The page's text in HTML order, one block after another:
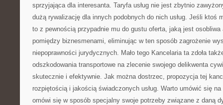
sprzyjająca dla interesanta. Taryfa usług nie jest zbytnio
dużą rywalizację dla innych podobnych do nich usług. Jeśli ktoś
to z pewnością przypadnie mu do gustu oferta, jaką jest osobliwa
pomiędzy biznesmenami, eliminując w ten sposób zagrożenie
niepoprawności jurydycznych. Mało tego Kancelaria ta zdoła
odszkodowania transportowe na zlecenie swojego delikwenta
skutecznie i efektywnie. Jak można dostrzec, propozycja tej
rozpiętością i jakością świadczonych usług. Warto umówić się
omówi się w sposób specjalny swoje potrzeby związane z daną